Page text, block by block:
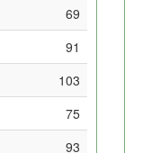
69
91
103
75
93